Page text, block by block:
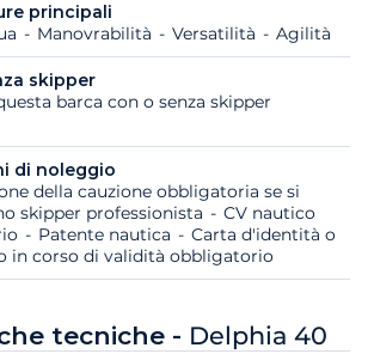
principali
Manovrabilità Versatilità Agilità
skipper
barca con o senza skipper
di noleggio
della cauzione obbligatoria se si
skipper professionista
CV nautico
Patente nautica
Carta d'identità o
in corso di validità obbligatorio
tecniche - Delphia 40